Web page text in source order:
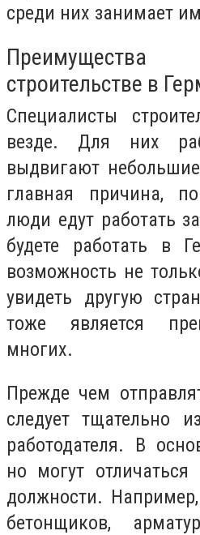
среди них занимает
строительстве в
Специалисты
везде. Для них
выдвигают
главная причина,
люди едут работать
будете работать в
возможность не
увидеть другую
тоже является
многих.
Прежде чем
следует тщательно
работодателя. В
но могут
должности.
бетонщиков,